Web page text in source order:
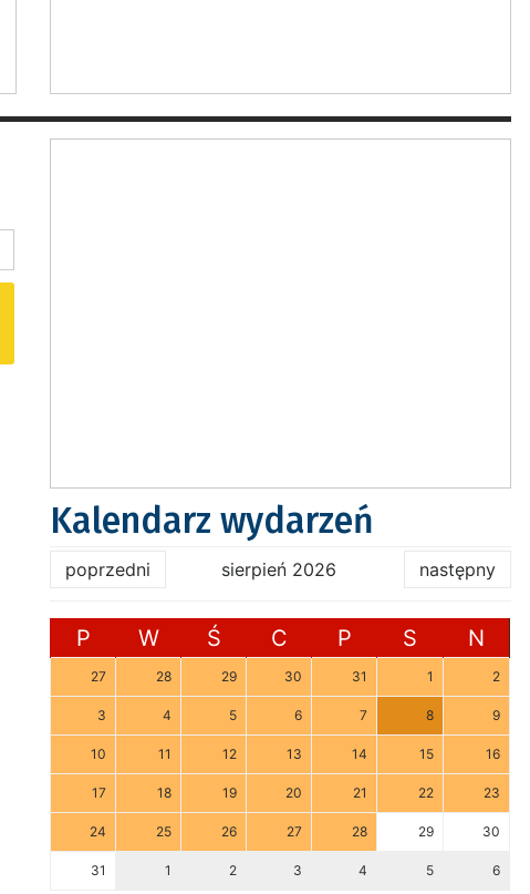
Kalendarz wydarzeń
poprzedni sierpień 2026 następny
P W Ś C P S N
27 28 29 30 31 1 2
3 4 5 6 7 8 9
10 11 12 13 14 15 16
17 18 19 20 21 22 23
24 25 26 27 28 29 30
31 1 2 3 4 5 6